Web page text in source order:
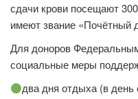
сдачи крови посещают
имеют звание «Почётный
Для доноров
социальные меры
два дня отдыха (в